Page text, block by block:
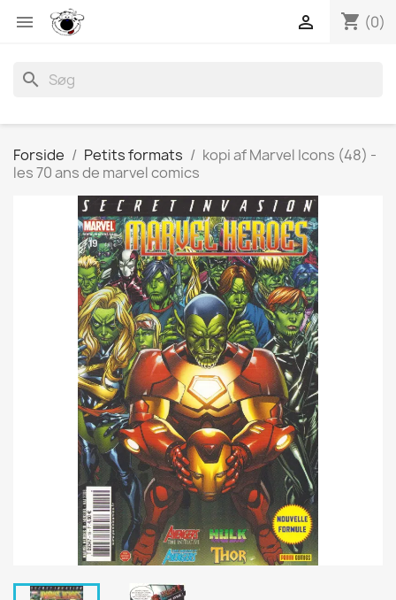
 shopping_cart (0)

search
Forside Petits formats
kopi af Marvel Icons (48) -
les 70 ans de marvel comics